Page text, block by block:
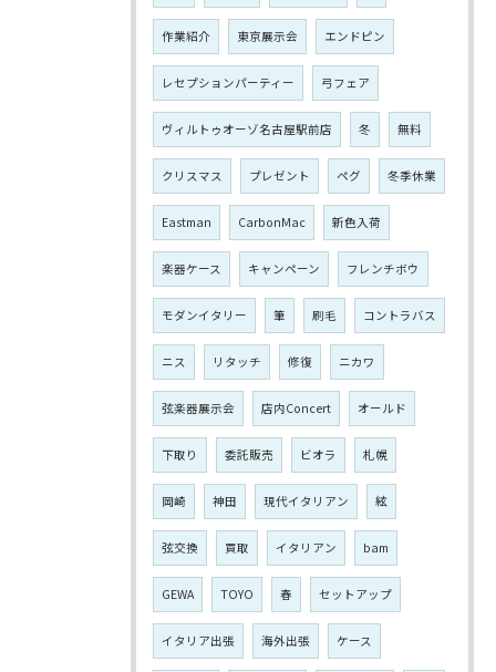
作業紹介 東京展示会 エンドピン
レセプションパーティー 弓フェア
ヴィルトゥオーゾ名古屋駅前店 冬 無料
クリスマス プレゼント ペグ 冬季休業
Eastman CarbonMac 新色入荷
楽器ケース キャンペーン フレンチボウ
モダンイタリー 筆 刷毛 コントラバス
ニス リタッチ 修復 ニカワ
弦楽器展示会 店内Concert オールド
下取り 委託販売 ビオラ 札幌
岡崎 神田 現代イタリアン 絃
弦交換 買取 イタリアン bam
GEWA TOYO 春 セットアップ
イタリア出張 海外出張 ケース